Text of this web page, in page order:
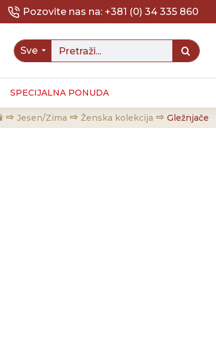
Pozovite nas na: +381 (0) 34 335 860
Sve
SPECIJALNA PONUDA
Jesen/Zima Ženska kolekcija Gležnjače